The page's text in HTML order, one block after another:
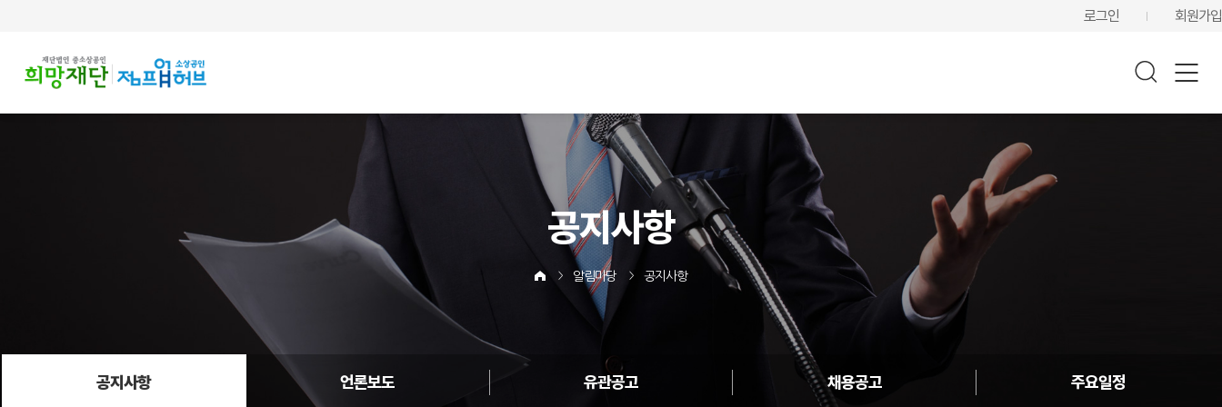
로그인 회원가입
공지사항
알림마당 공지사항
공지사항 언론보도 유관공고 채용공고 주요일정